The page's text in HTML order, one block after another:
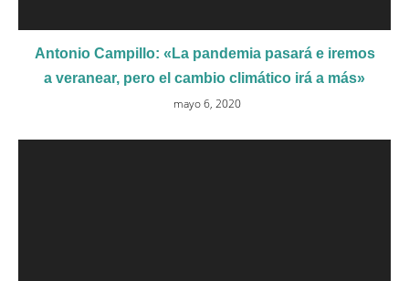
Antonio Campillo: «La pandemia pasará e iremos
a veranear, pero el cambio climático irá a más»
mayo 6, 2020